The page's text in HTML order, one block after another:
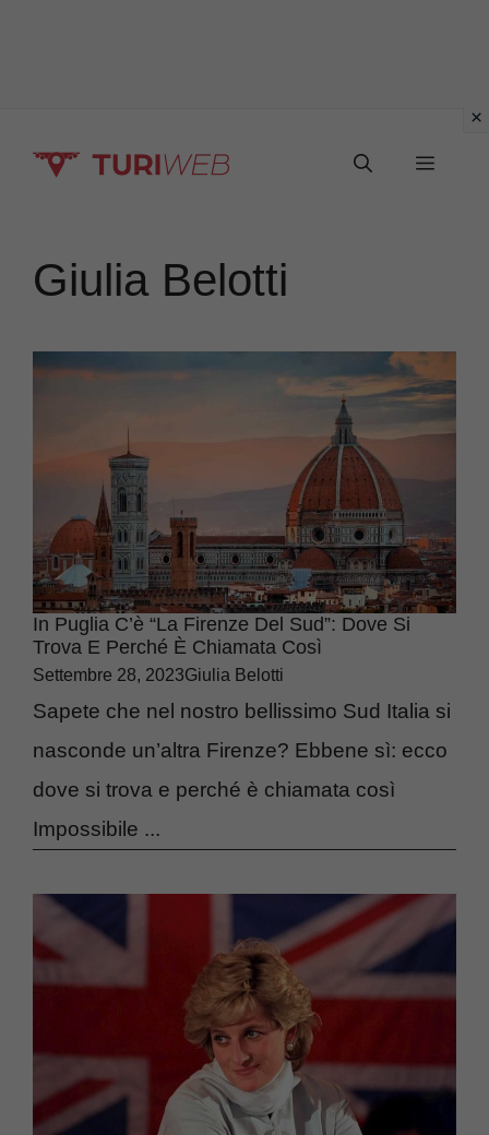
Menu
Giulia Belotti
In Puglia C’è “la Firenze Del Sud”: Dove Si
Trova E Perché È Chiamata Così
Settembre 28, 2023Giulia Belotti
Sapete che nel nostro bellissimo Sud Italia si
nasconde un’altra Firenze? Ebbene sì: ecco
dove si trova e perché è chiamata così
Impossibile ...